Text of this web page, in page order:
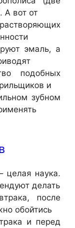
А вот от
эмаль, а
подобных
и
зубном
наука.
делать
после
обойтись
и перед